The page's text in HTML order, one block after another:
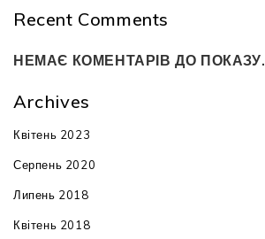
Recent Comments
НЕМАЄ КОМЕНТАРІВ ДО ПОКАЗУ.
Archives
Квітень 2023
Серпень 2020
Липень 2018
Квітень 2018